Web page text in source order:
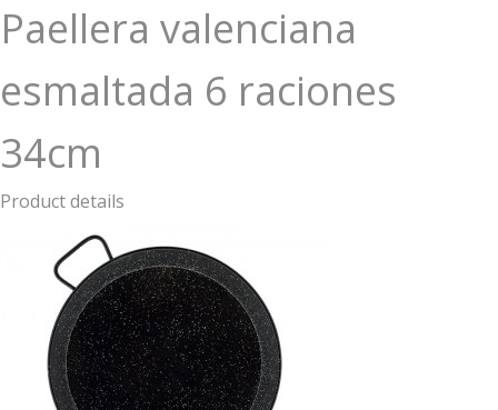
Paellera valenciana
esmaltada 6 raciones
34cm
Product details